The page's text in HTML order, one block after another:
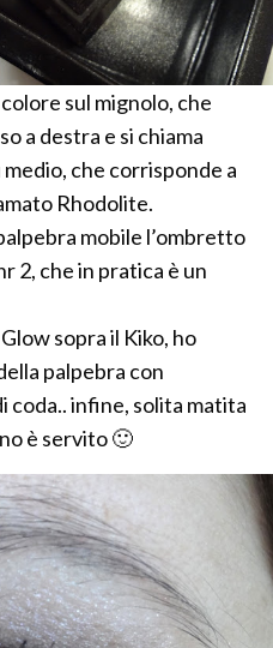
sul mignolo, che
a destra e si chiama
che corrisponde a
Rhodolite.
mobile l’ombretto
2, che in pratica è un
sopra il Kiko, ho
palpebra con
coda.. infine, solita matita
è servito 🙂